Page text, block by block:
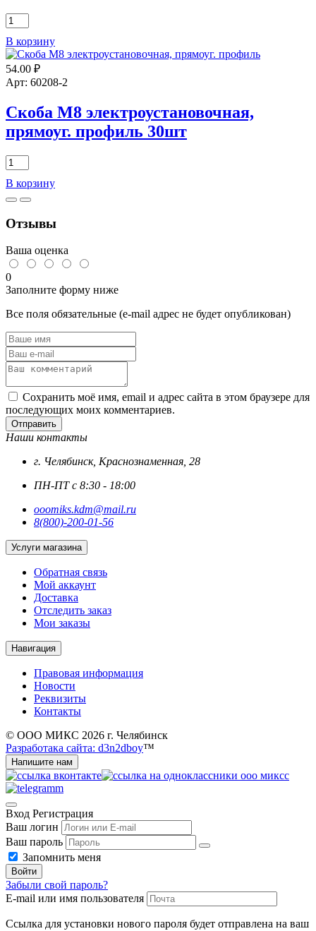
Количество
товара
Скоба
М8
электроустановочная,
круглый
30шт
В корзину
54.00 ₽
Арт: 60208-2
Скоба М8 электроустановочная,
прямоуг. профиль 30шт
Количество
товара
Скоба
М8
прямоуг.
30шт
В корзину
Отзывы
Ваша оценка
0
Заполните форму ниже
Все поля обязательные (e-mail адрес не будет опубликован)
Сохранить моё имя, email и адрес сайта в этом браузере для
последующих моих комментариев.
Отправить
Наши контакты
г. Челябинск, Краснознаменная, 28
ПН-ПТ с 8:30 - 18:00
ooomiks.kdm@mail.ru
8(800)-200-01-56
Услуги магазина
Обратная связь
Мой аккаунт
Доставка
Отследить заказ
Мои заказы
Навигация
Правовая информация
Новости
Реквизиты
Контакты
© ООО МИКС 2026 г. Челябинск
Разработака сайта: d3n2dboy™
Напишите нам
Вход Регистрация
Ваш логин
Ваш пароль
Запомнить меня
Войти
Забыли свой пароль?
E-mail или имя пользователя
Ссылка для установки нового пароля будет отправлена ​​на ваш